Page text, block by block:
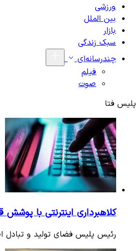
ورزشی
بین الملل
بازار
سبک زندگی
چندرسانه‌ای
فیلم
صوت
پلیس فتا
کلاهبرداری اینترنتی با پوشش
رئیس پلیس فضای تولید و تبادل